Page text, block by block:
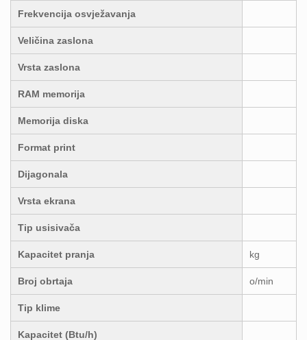
Frekvencija osvježavanja
Veličina zaslona
Vrsta zaslona
RAM memorija
Memorija diska
Format print
Dijagonala
Vrsta ekrana
Tip usisivača
Kapacitet pranja kg
Broj obrtaja o/min
Tip klime
Kapacitet (Btu/h)